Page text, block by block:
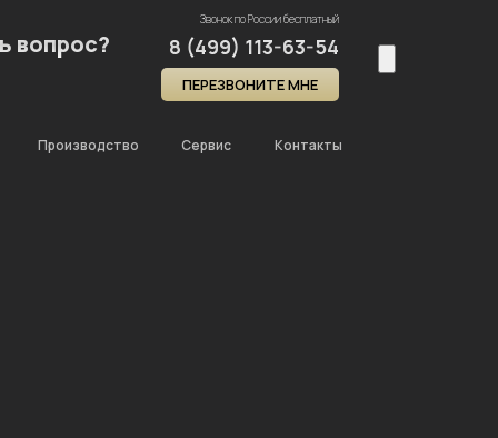
вопрос?
Звонок по России бесплатный
8 (499) 113-63-54
ПЕРЕЗВОНИТЕ МНЕ
Производство Сервис Контакты